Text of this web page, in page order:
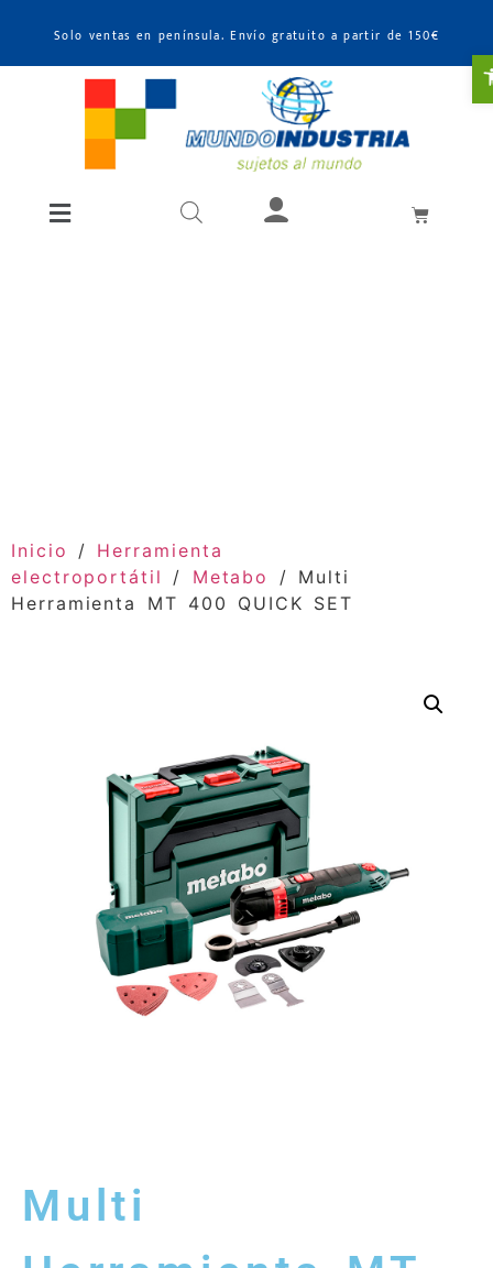
Solo ventas en península. Envío gratuito a partir de 150€
Inicio / Herramienta
electroportátil
/ Metabo
/ Multi
Herramienta MT 400 QUICK SET
Multi